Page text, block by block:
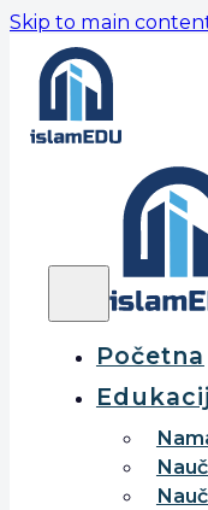
Skip to main
Početna